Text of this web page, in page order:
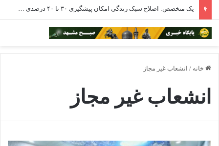
یک متخصص: اصلاح سبک زندگی امکان پیشگیری ۳۰ تا ۴۰ درصدی از سرطان را دارد
خانه / انشعاب غیر مجاز
انشعاب غیر مجاز